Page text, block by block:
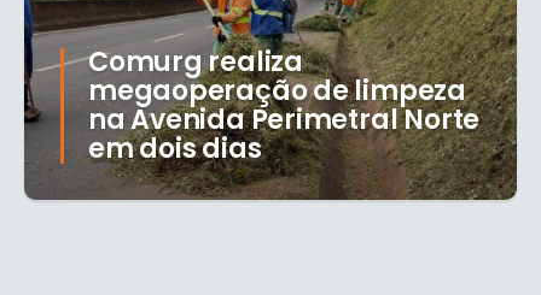
Comurg realiza
megaoperação de limpeza
na Avenida Perimetral Norte
em dois dias